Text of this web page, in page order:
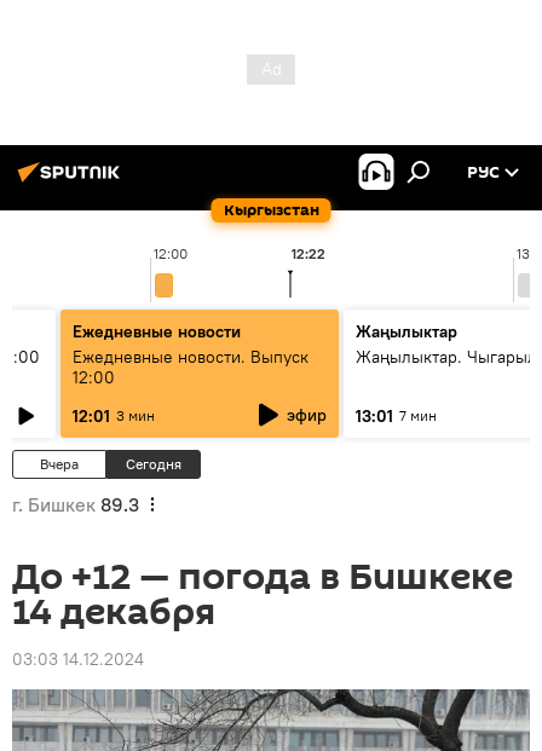
Кыргызстан
РУС
12:00 12:22
Ежедневные новости
Ежедневные новости. Выпуск
12:00
12:01 3 мин эфир
Жаңылыктар
Жаңылыктар.
13:01 7 мин
Вчера Сегодня
г. Бишкек 89.3
До +12 — погода в Бишкеке
14 декабря
03:03 14.12.2024